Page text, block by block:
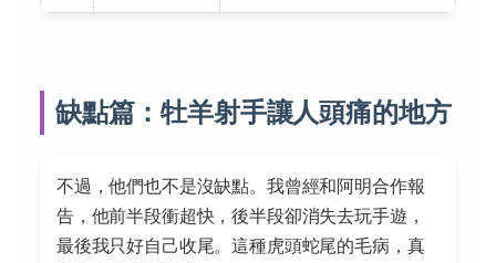
缺點篇：牡羊射手讓人頭痛的地方
不過，他們也不是沒缺點。我曾經和阿明合作報
告，他前半段衝超快，後半段卻消失去玩手遊，
最後我只好自己收尾。這種虎頭蛇尾的毛病，真